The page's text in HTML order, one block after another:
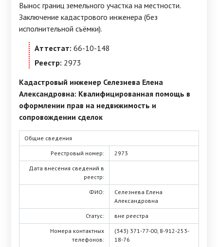
Вынос границ земельного участка на местности.
Заключение кадастрового инженера (без
исполнительной съёмки).
Аттестат: 66-10-148
Реестр: 2973
Кадастровый инженер Селезнева Елена
Александровна: Квалифицированная помощь в
оформлении прав на недвижимость и
сопровождении сделок
Общие сведения
Реестровый номер: 2973
Дата внесения сведений в
реестр:
ФИО:
Селезнева Елена
Александровна
Статус: вне реестра
Номера контактных
телефонов:
(343) 371-77-00, 8-912-253-
18-76